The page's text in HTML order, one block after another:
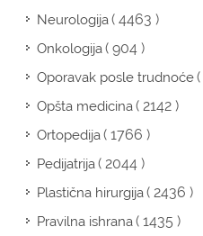
Neurologija( 4463 )
Onkologija( 904 )
Oporavak posle trudnoće
Opšta medicina( 2142 )
Ortopedija( 1766 )
Pedijatrija( 2044 )
Plastična hirurgija( 2436 )
Pravilna ishrana( 1435 )